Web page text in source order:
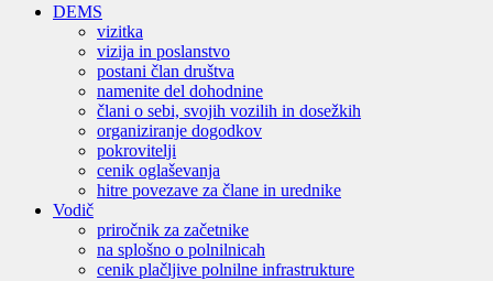
DEMS
vizitka
vizija in poslanstvo
postani član društva
namenite del dohodnine
člani o sebi, svojih vozilih in dosežkih
organiziranje dogodkov
pokrovitelji
cenik oglaševanja
hitre povezave za člane in urednike
Vodič
priročnik za začetnike
na splošno o polnilnicah
cenik plačljive polnilne infrastrukture